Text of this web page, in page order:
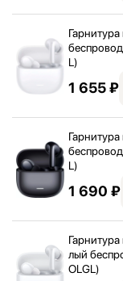
L)
1 655 ₽
L)
1 690 ₽
лый
OLGL)